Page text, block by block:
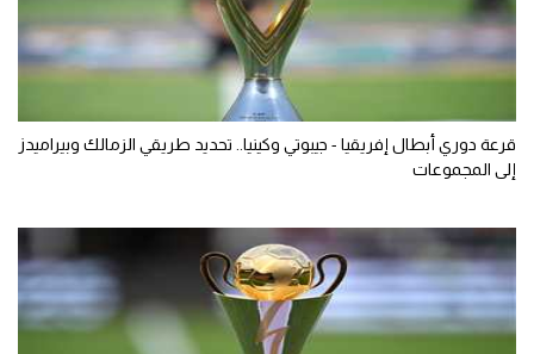
قرعة دوري أبطال إفريقيا - جيبوتي وكينيا.. تحديد طريقي الزمالك وبيراميدز
إلى المجموعات